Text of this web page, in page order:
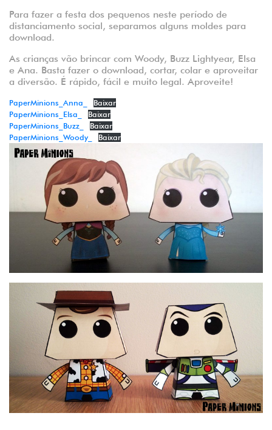
Para fazer a festa dos pequenos neste período de
distanciamento social, separamos alguns moldes para
download.
As crianças vão brincar com Woody, Buzz Lightyear, Elsa
e Ana. Basta fazer o download, cortar, colar e aproveitar
a diversão. É rápido, fácil e muito legal. Aproveite!
PaperMinions_Anna_
Baixar
PaperMinions_Elsa_
Baixar
PaperMinions_Buzz_
Baixar
PaperMinions_Woody_
Baixar